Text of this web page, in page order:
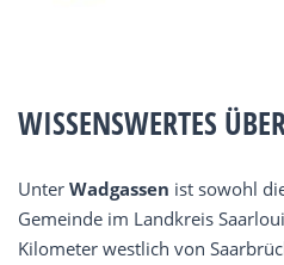
WISSENSWERTES
Unter Wadgassen ist sowohl
Gemeinde im Landkreis
Kilometer westlich von